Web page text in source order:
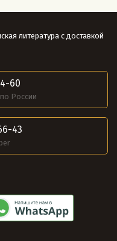
литература с доставкой
60
России
43